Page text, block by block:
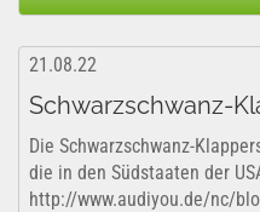
21.08.22
Schwarzschwanz-
Die Schwarzschwanz-
die in den Südstaaten der
http://www.audiyou.de/nc/